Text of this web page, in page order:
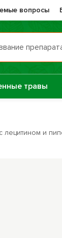
вопросы
травы
и